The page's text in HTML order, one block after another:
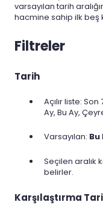
varsayılan tarih
hacmine sahip ilk beş
Filtreler
Tarih
Açılır liste:
Ay, Bu Ay,
Varsayılan:
Seçilen aralık
belirler.
Karşılaştırma